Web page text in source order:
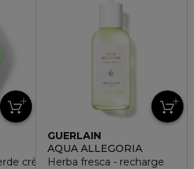
crème mains
GUERLAIN
AQUA ALLEGORIA
Herba fresca - recharge